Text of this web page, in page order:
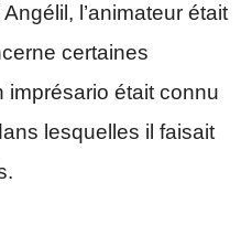
l’animateur était
certaines
imprésario était connu
lesquelles il faisait